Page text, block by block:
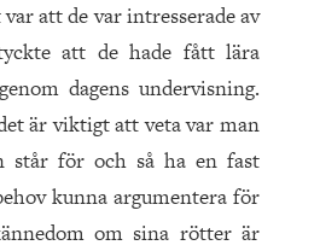
att de var intresserade av
att de hade fått lära
dagens undervisning.
är viktigt att veta var man
står för och så ha en fast
kunna argumentera för
om sina rötter är